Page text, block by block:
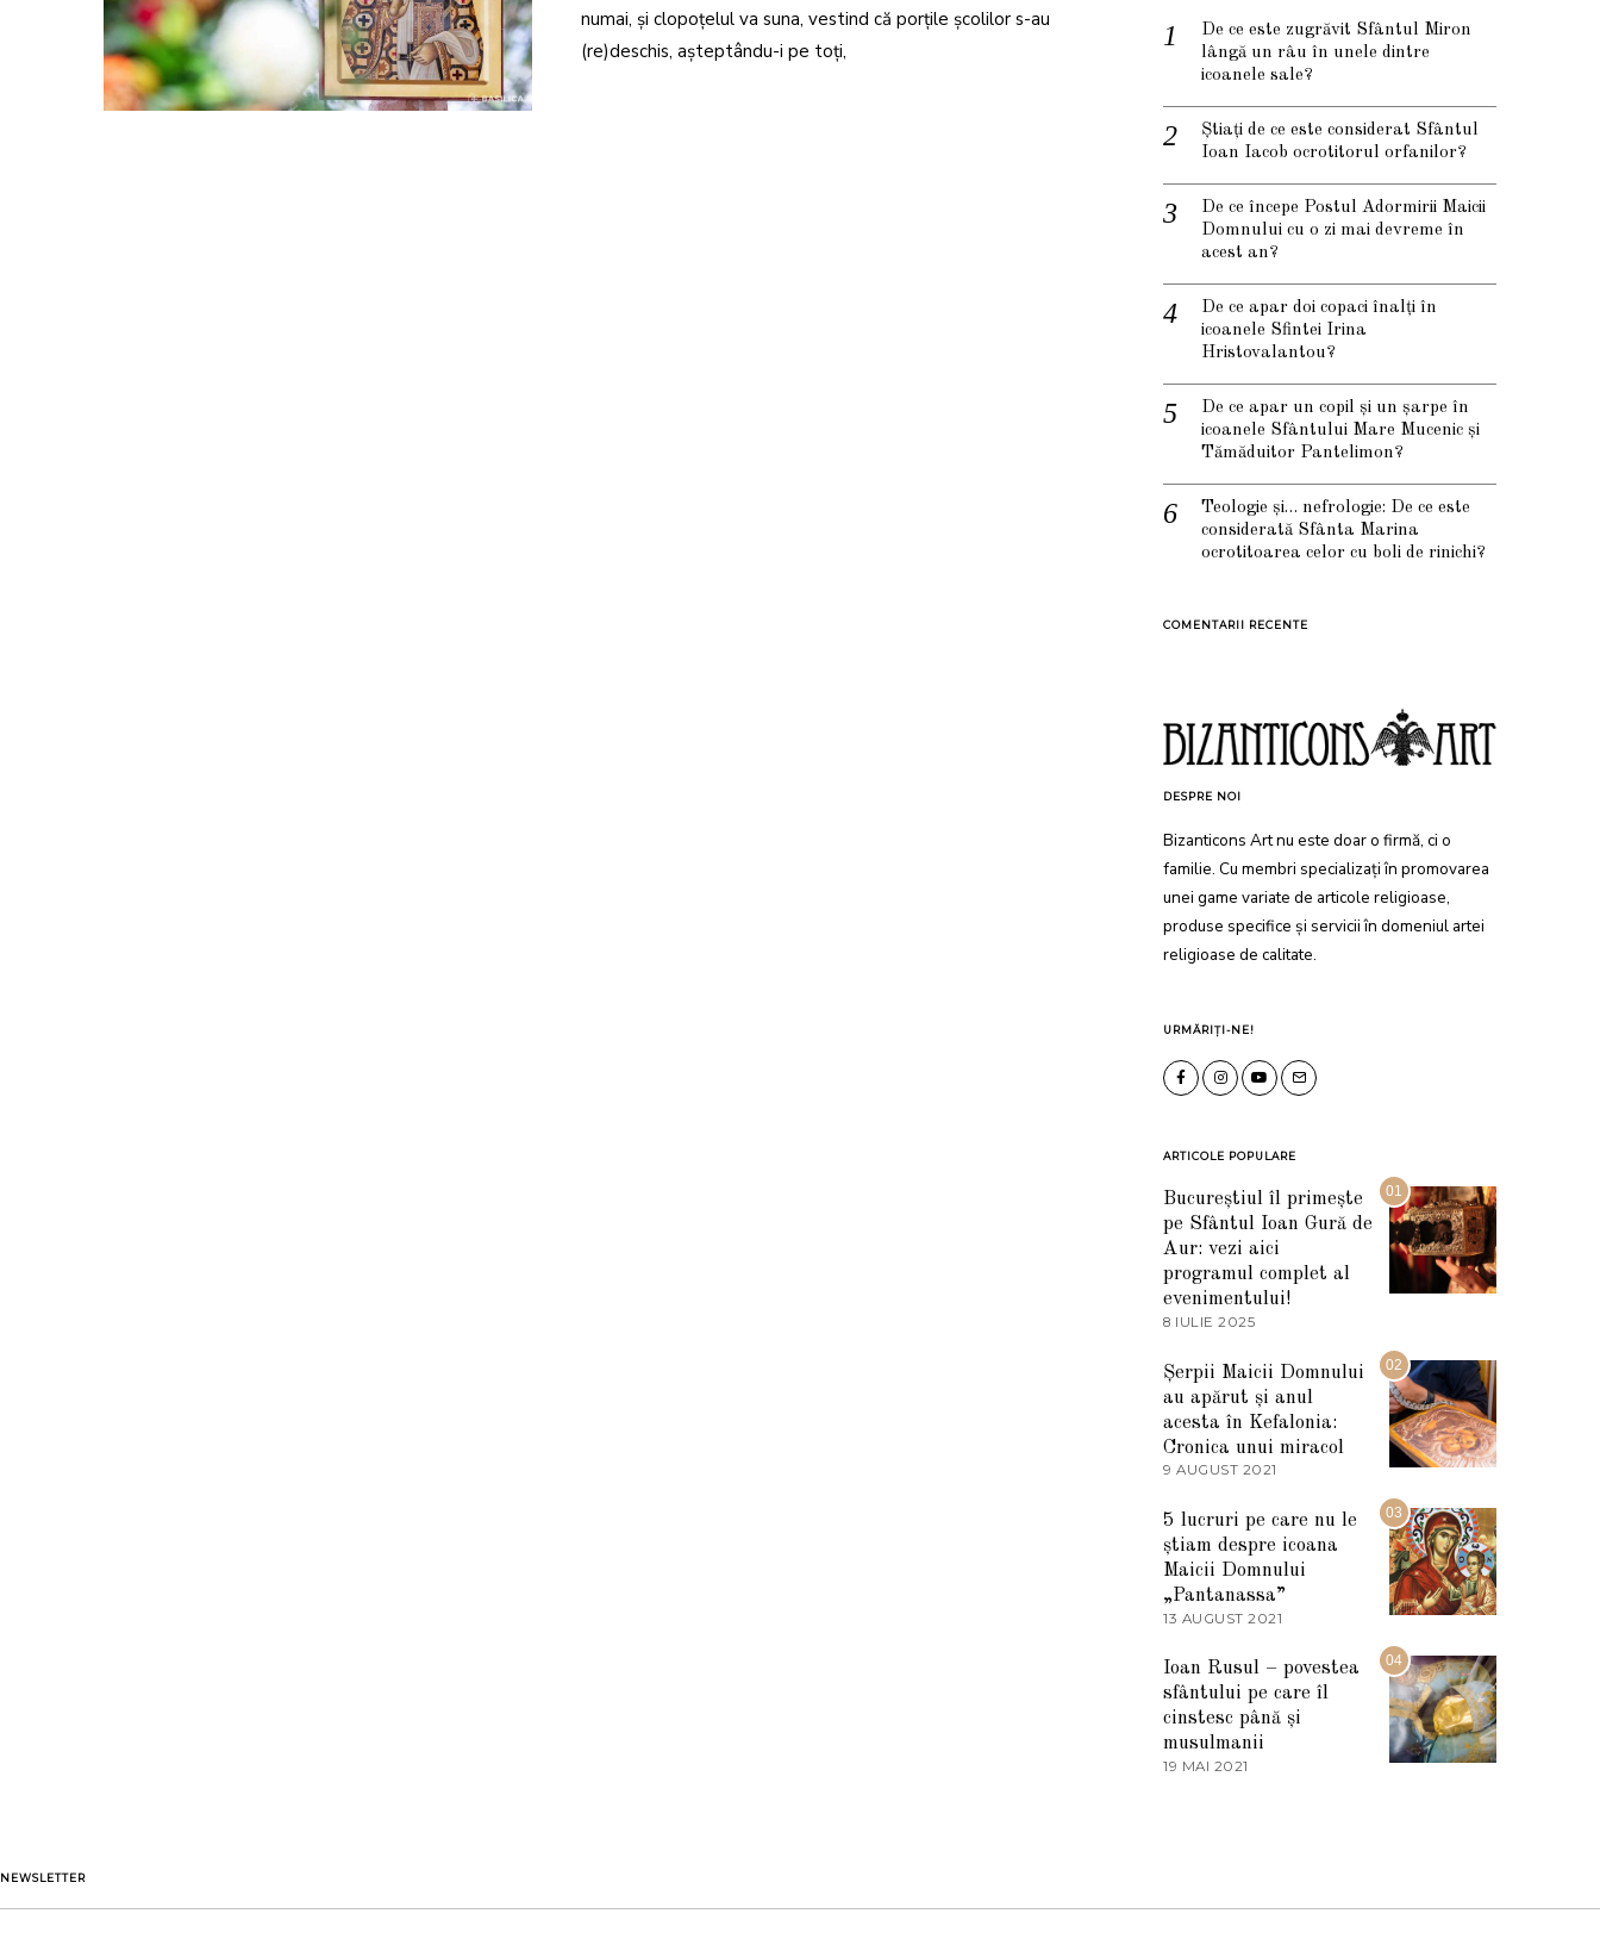
2
4
numai, și clopoțelul va suna, vestind că porțile școlilor s-au
(re)deschis, așteptându-i pe toți,
De ce este zugrăvit Sfântul Miron
lângă un râu în unele dintre
icoanele sale?
Știați de ce este considerat Sfântul
Ioan Iacob ocrotitorul orfanilor?
De ce începe Postul Adormirii Maicii
Domnului cu o zi mai devreme în
acest an?
De ce apar doi copaci înalți în
icoanele Sfintei Irina
Hristovalantou?
De ce apar un copil și un șarpe în
icoanele Sfântului Mare Mucenic și
Tămăduitor Pantelimon?
Teologie și… nefrologie: De ce este
considerată Sfânta Marina
ocrotitoarea celor cu boli de rinichi?
COMENTARII RECENTE
DESPRE NOI
Bizanticons Art nu este doar o firmă, ci o
familie. Cu membri specializați în promovarea
unei game variate de articole religioase,
produse specifice și servicii în domeniul artei
religioase de calitate.
URMĂRIȚI-NE!
ARTICOLE POPULARE
01
Bucureștiul îl primește
pe Sfântul Ioan Gură de
Aur: vezi aici
programul complet al
evenimentului!
8 IULIE 2025
U
L
I
2
0
5
02
Șerpii Maicii Domnului
au apărut și anul
acesta în Kefalonia:
Cronica unui miracol
9 AUGUST 2021
A
R
T
I
2
2
2
03
5 lucruri pe care nu le
știam despre icoana
Maicii Domnului
„Pantanassa”
13 AUGUST 2021
U
G
U
S
04
Ioan Rusul – povestea
sfântului pe care îl
cinstesc până și
musulmanii
19 MAI 2021
NEWSLETTER